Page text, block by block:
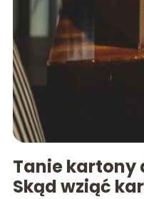
Tanie kartony
Skąd wziąć